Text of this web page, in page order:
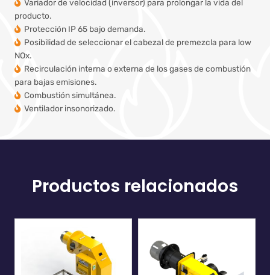
Variador de velocidad (inversor) para prolongar la vida del
producto.
Protección IP 65 bajo demanda.
Posibilidad de seleccionar el cabezal de premezcla para low
NOx.
Recirculación interna o externa de los gases de combustión
para bajas emisiones.
Combustión simultánea.
Ventilador insonorizado.
Productos relacionados